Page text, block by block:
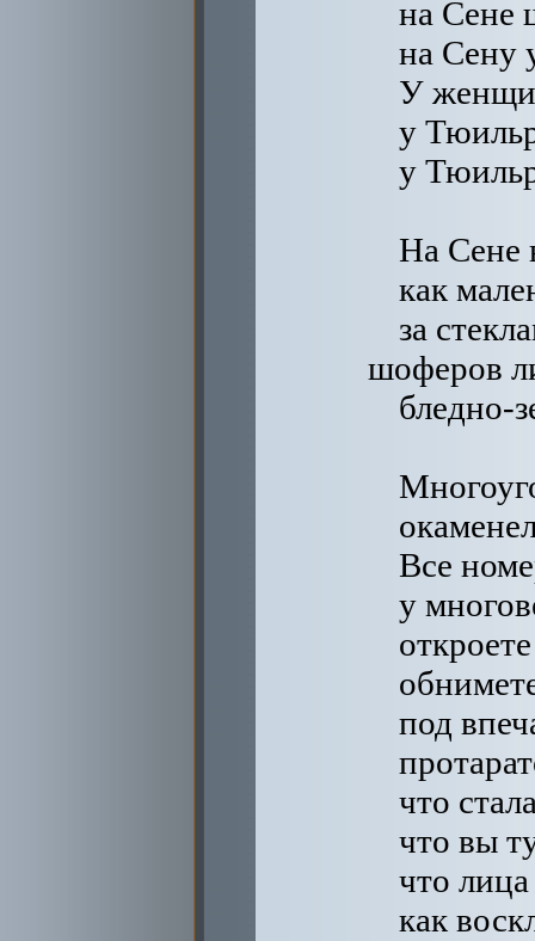
на Сене
на Сену
У
у
у
На Сене
как
за
шоферов
бледно-
Все
у
под
что
что вы
что
как